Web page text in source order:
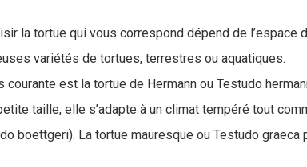
la tortue qui vous correspond dépend de
variétés de tortues, terrestres ou aquatiques.
courante est la tortue de Hermann ou Testudo
taille, elle s’adapte à un climat tempéré tout
boettgeri). La tortue mauresque ou Testudo graeca